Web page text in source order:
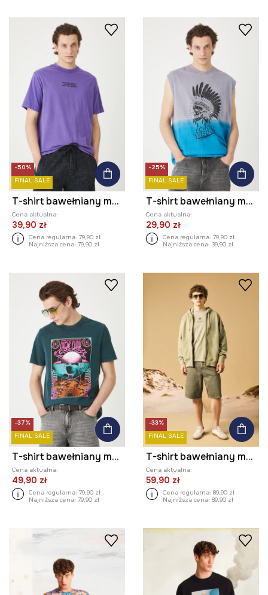
-50%
FINAL SALE
T-shirt bawełniany męski z nadrukiem kolor fioletowy
Cena aktualna:
39,90 zł
Cena regularna: 79,90 zł
Najniższa cena: 79,90 zł
-25%
FINAL SALE
T-shirt bawełniany męski bez rękawów kolor multicolor
Cena aktualna:
29,90 zł
Cena regularna: 79,90 zł
Najniższa cena: 39,90 zł
-37%
FINAL SALE
T-shirt bawełniany męski z efektem sprania kolor zielony
Cena aktualna:
49,90 zł
Cena regularna: 79,90 zł
Najniższa cena: 79,90 zł
-33%
FINAL SALE
T-shirt bawełniany męski z kolekcji Medicine x Słowiński Park Narodowy kolor zielony
Cena aktualna:
59,90 zł
Cena regularna: 89,90 zł
Najniższa cena: 89,90 zł